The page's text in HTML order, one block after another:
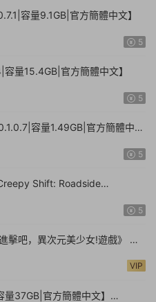
容量9.1GB|官方簡體中文】
5
量15.4GB|官方簡體中文】
5
容量1.49GB|官方簡體中
5
Shift: Roadside
5
擊吧，異次元美少女!遊戲》 官
VIP
37GB|官方簡體中文】